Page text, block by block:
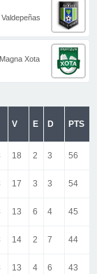
Xota
V E D PTS
18 2 3 56
17 3 3 54
13 6 4 45
14 2 7 44
13 4 6 43